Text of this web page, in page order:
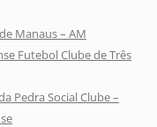
Manaus – AM
Futebol Clube de Três
Pedra Social Clube –